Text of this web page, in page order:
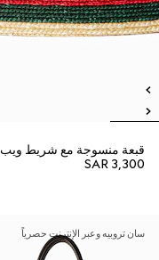
قبعة منسوجة مع شريط ويب
SAR 3,300
سان تروبيه وعبر الإنترنت حصرياً